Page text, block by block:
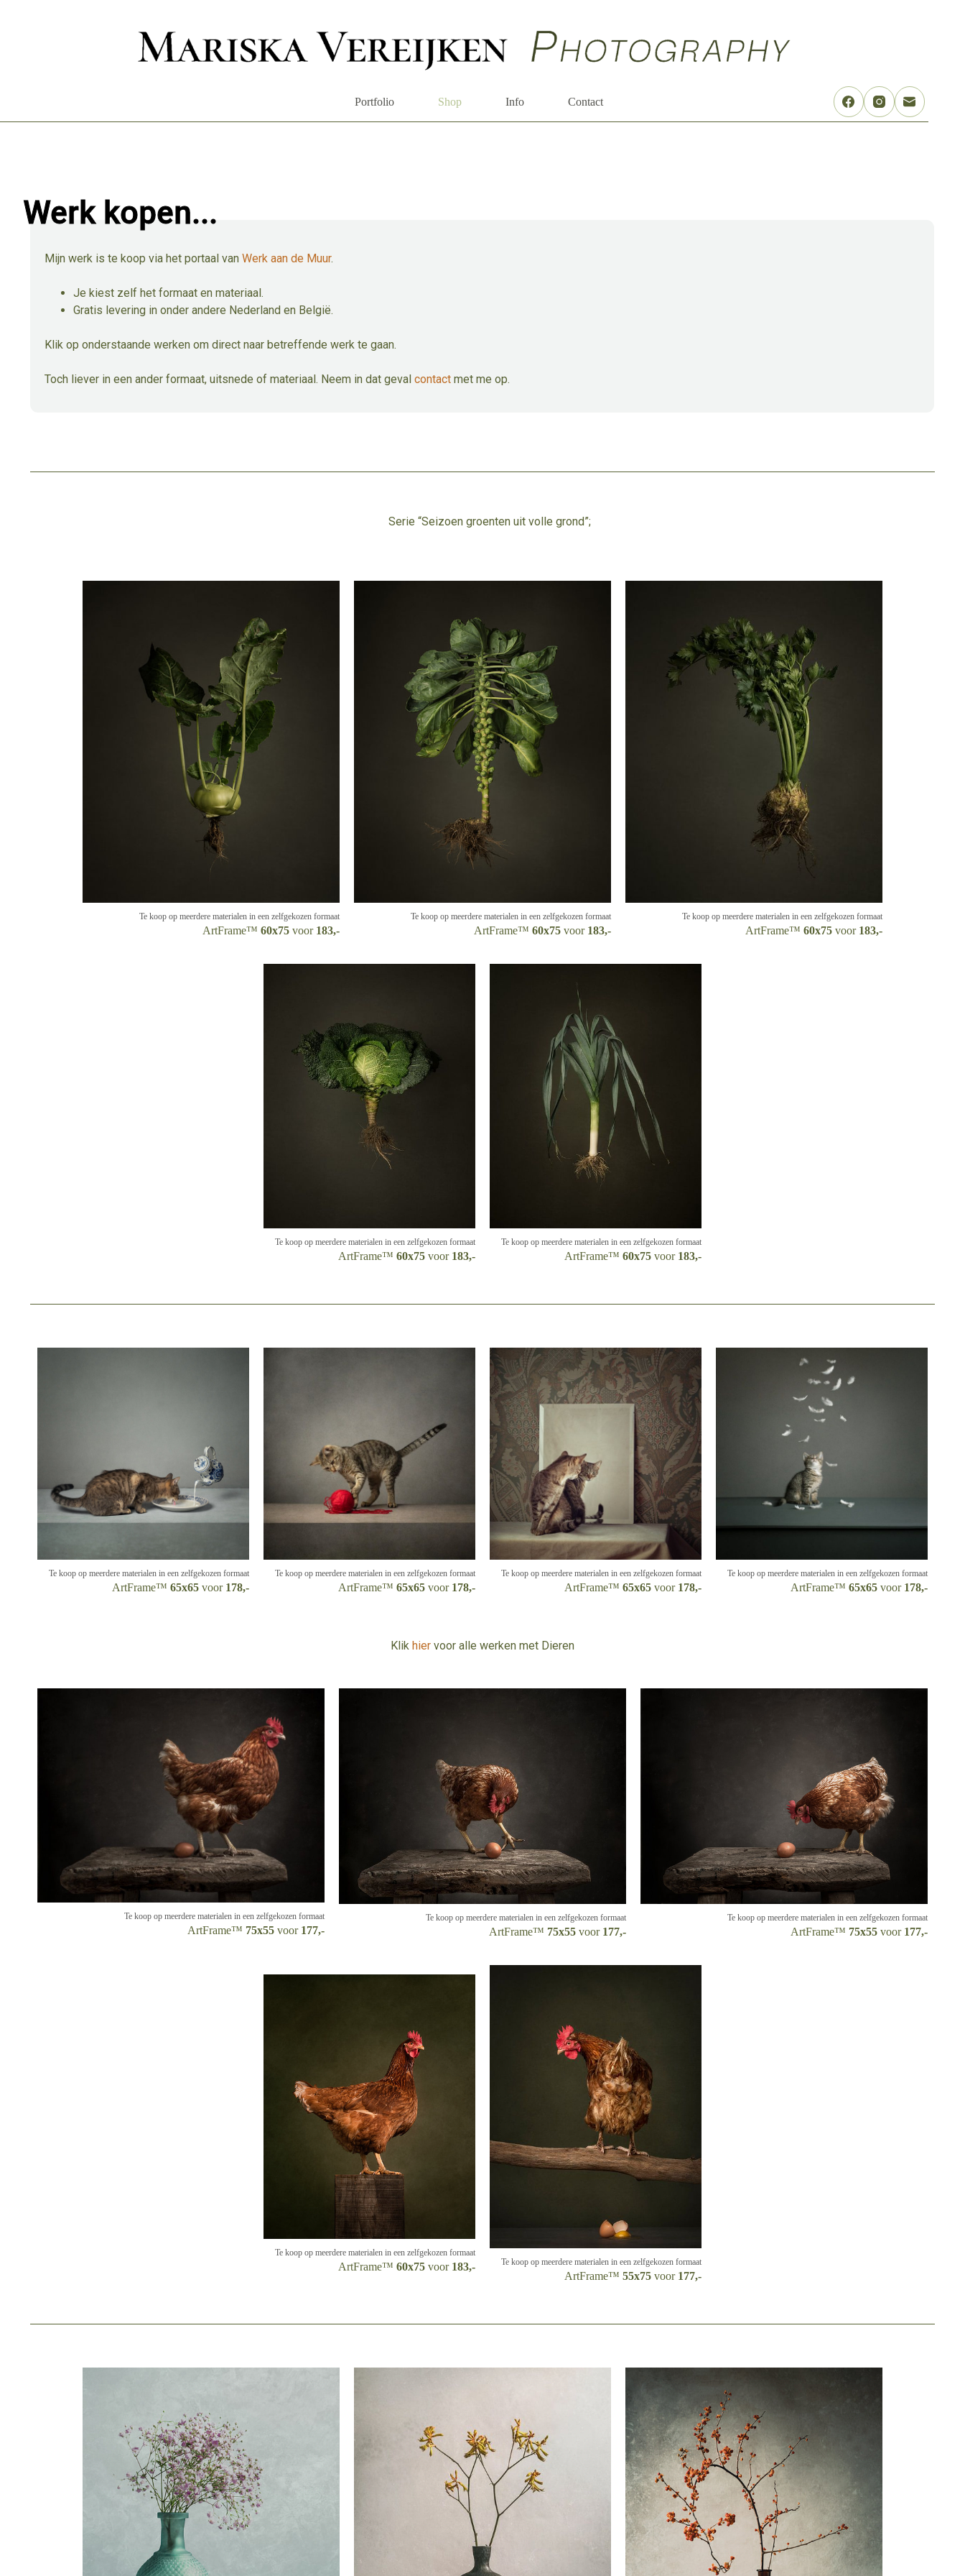
Portfolio Shop Info Contact
Werk kopen...
Mijn werk is te koop via het portaal van Werk aan de Muur.
Je kiest zelf het formaat en materiaal.
Gratis levering in onder andere Nederland en België.
Klik op onderstaande werken om direct naar betreffende werk te gaan.
Toch liever in een ander formaat, uitsnede of materiaal. Neem in dat geval contact met me op.
Serie “Seizoen groenten uit volle grond”;
Te koop op meerdere materialen in een zelfgekozen formaat
ArtFrame™ 60x75voor 183,-
Te koop op meerdere materialen in een zelfgekozen formaat
ArtFrame™ 60x75voor 183,-
Te koop op meerdere materialen in een zelfgekozen formaat
ArtFrame™ 60x75voor 183,-
Te koop op meerdere materialen in een zelfgekozen formaat
ArtFrame™ 60x75voor 183,-
Te koop op meerdere materialen in een zelfgekozen formaat
ArtFrame™ 60x75voor 183,-
Te koop op meerdere materialen in een zelfgekozen formaat
ArtFrame™ 65x65 voor 178,-
Te koop op meerdere materialen in een zelfgekozen formaat
ArtFrame™ 65x65 voor 178,-
Te koop op meerdere materialen in een zelfgekozen formaat
ArtFrame™ 65x65 voor 178,-
Te koop op meerdere materialen in een zelfgekozen formaat
ArtFrame™ 65x65 voor 178,-
Klik hier voor alle werken met Dieren
Te koop op meerdere materialen in een zelfgekozen formaat
ArtFrame™ 75x55voor 177,-
Te koop op meerdere materialen in een zelfgekozen formaat
ArtFrame™ 75x55voor 177,-
Te koop op meerdere materialen in een zelfgekozen formaat
ArtFrame™ 75x55voor 177,-
Te koop op meerdere materialen in een zelfgekozen formaat
ArtFrame™ 60x75voor 183,- Te koop op meerdere materialen in een zelfgekozen formaat
ArtFrame™ 55x75voor 177,-